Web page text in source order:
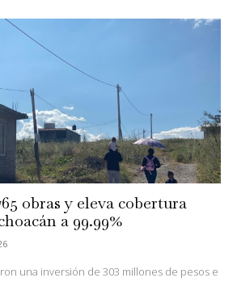
obras y eleva cobertura
a 99.99%
una inversión de 303 millones de pesos e